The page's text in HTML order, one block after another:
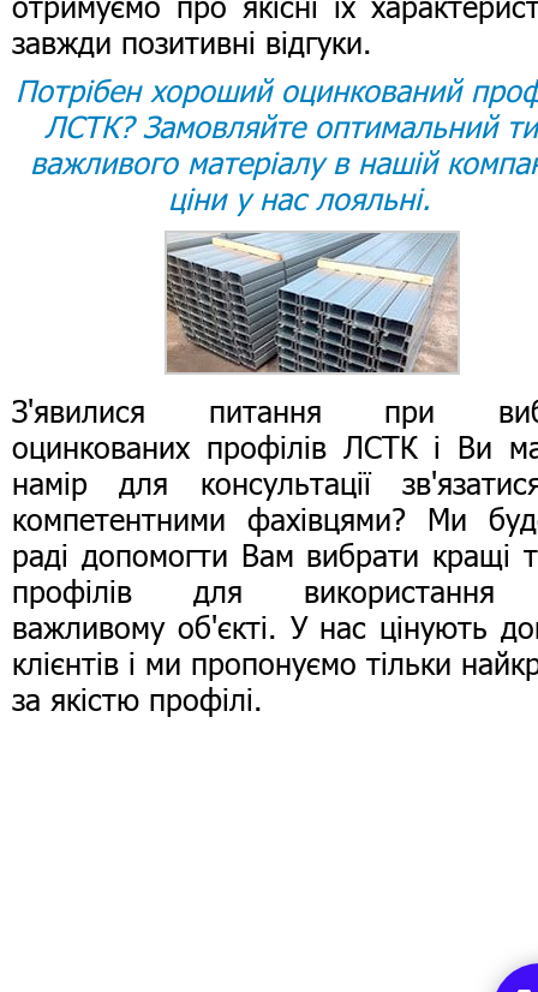
завжди позитивні відгуки.
Потрібен хороший оцинкований
ЛСТК? Замовляйте оптимальний
важливого матеріалу в нашій
ціни у нас лояльні.
З'явилися питання при
оцинкованих профілів ЛСТК і Ви
намір для консультації
компетентними фахівцями? Ми
раді допомогти Вам вибрати кращі
профілів для
важливому об'єкті. У нас цінують
клієнтів і ми пропонуємо тільки
за якістю профілі.